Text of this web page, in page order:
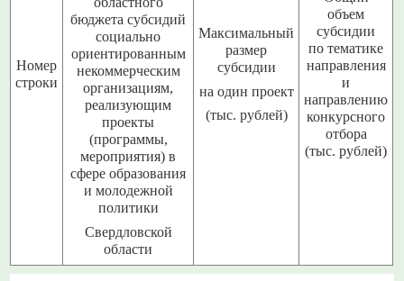
Номер
строки
бюджета субсидий
социально
ориентированным
некоммерческим
организациям,
реализующим
проекты
(программы,
мероприятия) в
сфере образования
и молодежной
политики
Свердловской
области
Максимальный
размер
субсидии
на один проект
(тыс. рублей)
объем
субсидии
по тематике
направления
и
направлению
конкурсного
отбора
(тыс. рублей)